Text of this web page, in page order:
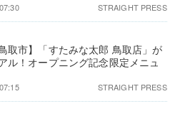
STRAIGHT PRESS
取市】「すたみな太郎 鳥取店」が
ル！オープニング記念限定メニュ
STRAIGHT PRESS